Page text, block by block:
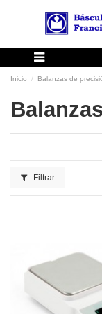
Inicio Balanzas de
Filtrar